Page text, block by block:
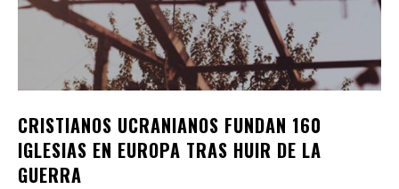
CRISTIANOS UCRANIANOS FUNDAN 160
IGLESIAS EN EUROPA TRAS HUIR DE LA
GUERRA